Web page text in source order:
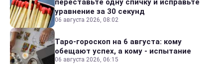
переставьте одну спичку и исправьте
уравнение за 30 секунд
06 августа 2026, 08:02
Таро-гороскоп на 6 августа: кому
обещают успех, а кому - испытание
06 августа 2026, 06:15